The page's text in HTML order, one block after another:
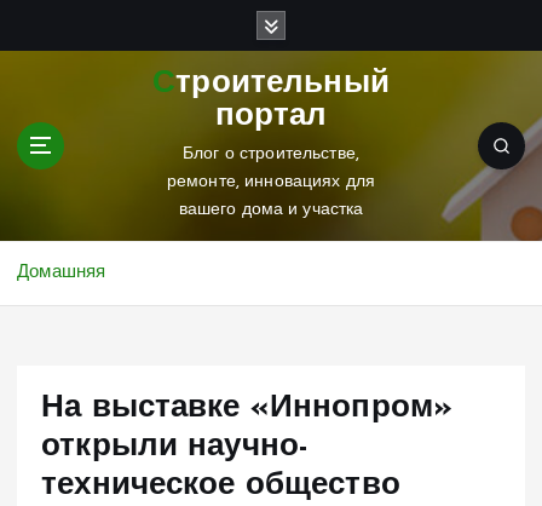
Строительный
портал
Блог о строительстве,
ремонте, инновациях для
вашего дома и участка
Домашняя
На выставке «Иннопром»
открыли научно-
техническое общество